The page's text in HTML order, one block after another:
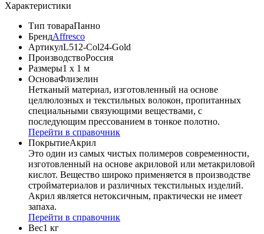
Характеристики
Тип товараПанно
БрендAffresco
АртикулL512-Col24-Gold
ПроизводствоРоссия
Размеры1 x 1 м
ОсноваФлизелин
Нетканый материал, изготовленный на основе
целлюлозных и текстильных волокон, пропитанных
специальными связующими веществами, с
последующим прессованием в тонкое полотно.
Перейти в справочник
ПокрытиеАкрил
Это один из самых чистых полимеров современности,
изготовленный на основе акриловой или метакриловой
кислот. Вещество широко применяется в производстве
стройматериалов и различных текстильных изделий.
Акрил является нетоксичным, практически не имеет
запаха.
Перейти в справочник
Вес1 кг